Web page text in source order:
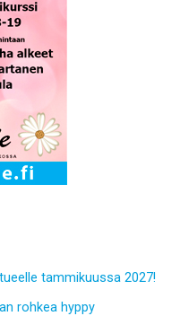
tammikuussa 2027!
rohkea hyppy